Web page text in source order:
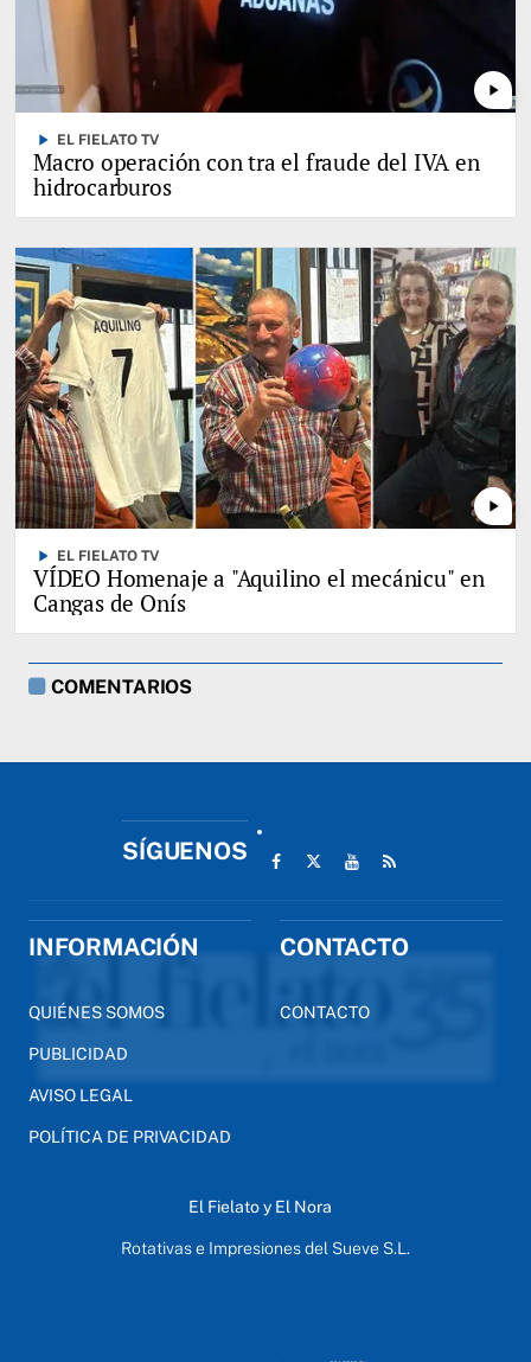
play_arrow
play_arrow EL FIELATO TV
Macro operación con tra el fraude del IVA en
hidrocarburos
play_arrow
play_arrow EL FIELATO TV
VÍDEO Homenaje a "Aquilino el mecánicu" en
Cangas de Onís
COMENTARIOS
SÍGUENOS
INFORMACIÓN
QUIÉNES SOMOS
PUBLICIDAD
AVISO LEGAL
POLÍTICA DE PRIVACIDAD
CONTACTO
CONTACTO
El Fielato y El Nora
Rotativas e Impresiones del Sueve S.L.